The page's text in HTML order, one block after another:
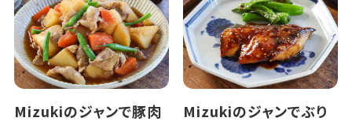
Mizukiのジャンで豚肉
Mizukiのジャンでぶり